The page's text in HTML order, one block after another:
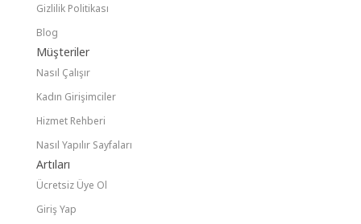
Gizlilik Politikası
Blog
Müşteriler
Nasıl Çalışır
Kadın Girişimciler
Hizmet Rehberi
Nasıl Yapılır Sayfaları
Artıları
Ücretsiz Üye Ol
Giriş Yap